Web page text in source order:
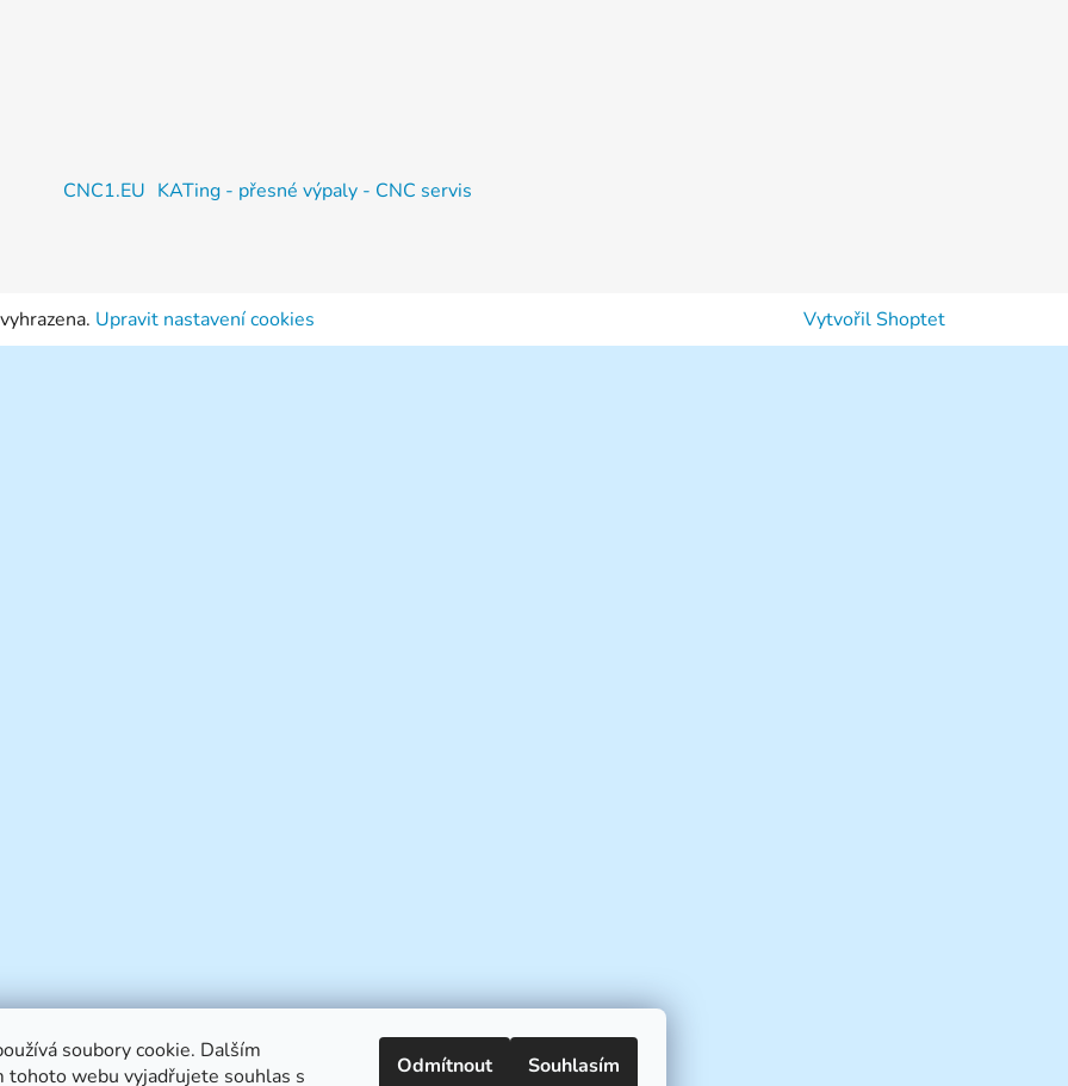
soubory cookie. Dalším
tohoto webu vyjadřujete souhlas s
Odmítnout Souhlasím
CNC1.EU KATing - přesné výpaly - CNC servis
Vytvořil Shoptet
Upravit nastavení cookies